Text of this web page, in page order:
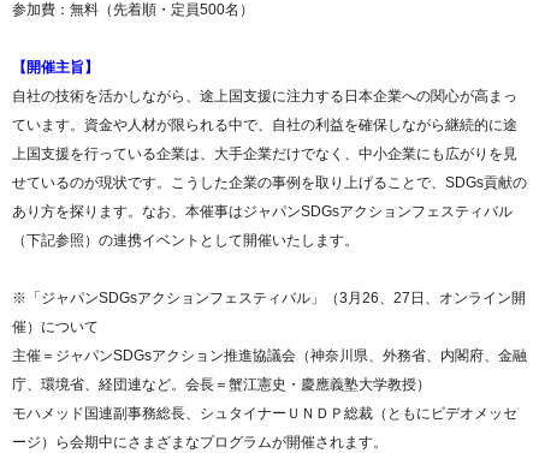
参加費：無料（先着順・定員500名）
【開催主旨】
自社の技術を活かしながら、途上国支援に注力する日本企業への関心が高まっ
ています。資金や人材が限られる中で、自社の利益を確保しながら継続的に途
上国支援を行っている企業は、大手企業だけでなく、中小企業にも広がりを見
せているのが現状です。こうした企業の事例を取り上げることで、SDGs貢献の
あり方を探ります。なお、本催事はジャパンSDGsアクションフェスティバル
（下記参照）の連携イベントとして開催いたします。
※「ジャパンSDGsアクションフェスティバル」（3月26、27日、オンライン開
催）について
主催＝ジャパンSDGsアクション推進協議会（神奈川県、外務省、内閣府、金融
庁、環境省、経団連など。会長＝蟹江憲史・慶應義塾大学教授）
モハメッド国連副事務総長、シュタイナーＵＮＤＰ総裁（ともにビデオメッセ
ージ）ら会期中にさまざまなプログラムが開催されます。